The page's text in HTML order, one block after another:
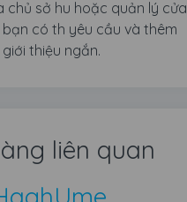
chủ sở hu hoặc quản lý cửa
bạn có th yêu cầu và thêm
giới thiệu ngắn.
liên quan